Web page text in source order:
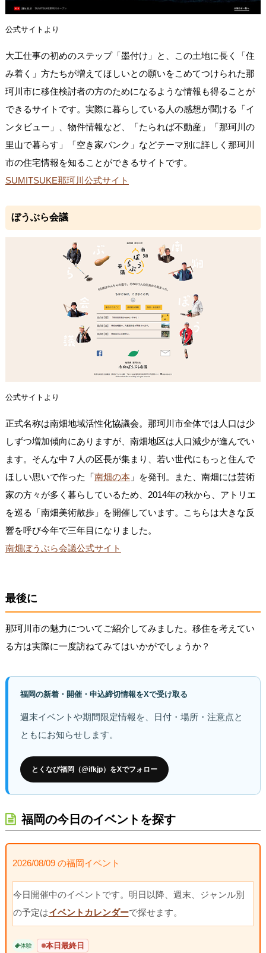
公式サイトより
大工仕事の初めのステップ「墨付け」と、この土地に長く「住
み着く」方たちが増えてほしいとの願いをこめてつけられた那
珂川市に移住検討者の方のためになるような情報も得ることが
できるサイトです。実際に暮らしている人の感想が聞ける「イ
ンタビュー」、物件情報など、「たられば不動産」「那珂川の
里山で暮らす」「空き家バンク」などテーマ別に詳しく那珂川
市の住宅情報を知ることができるサイトです。
SUMITSUKE那珂川公式サイト
ぼうぶら会議
公式サイトより
正式名称は南畑地域活性化協議会。那珂川市全体では人口は少
しずつ増加傾向にありますが、南畑地区は人口減少が進んでい
ます。そんな中７人の区長が集まり、若い世代にもっと住んで
ほしい思いで作った「南畑の本 」を発刊。また、南畑には芸術
家の方々が多く暮らしているため、2014年の秋から、アトリエ
を巡る「南畑美術散歩」を開催しています。こちらは大きな反
響を呼び今年で三年目になりました。
南畑ぼうぶら会議公式サイト
最後に
那珂川市の魅力についてご紹介してみました。移住を考えてい
る方は実際に一度訪ねてみてはいかがでしょうか？
福岡の新着・開催・申込締切情報をXで受け取る
週末イベントや期間限定情報を、日付・場所・注意点と
ともにお知らせします。
とくなび福岡（@ifkjp）をXでフォロー
福岡の今日のイベントを探す
2026/08/09 の福岡イベント
今日開催中のイベントです。明日以降、週末、ジャンル別
の予定はイベントカレンダーで探せます。
体験 本日最終日